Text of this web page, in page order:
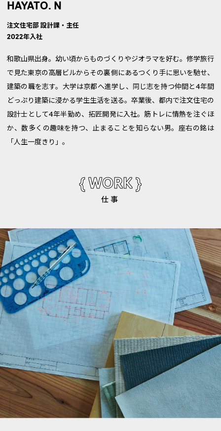
HAYATO. N
注文住宅部 設計課・主任
2022年入社
和歌山県出身。幼い頃からものづくりやジオラマを好む。修学旅行
で見た東京の高層ビルからその裏側にあるつくり手に思いを馳せ、
建築の職を志す。大学は京都へ進学し、同じ志を持つ仲間と4年間
どっぷり建築に浸かる学生生活を送る。卒業後、都内で注文住宅の
設計士として4年半勤め、拓匠開発に入社。筋トレに情熱を注ぐほ
か、数多くの趣味を持つ、止まることを知らない男。座右の銘は
「人生一度きり」。
{ WORK }
仕事